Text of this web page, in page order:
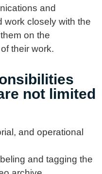
and
work closely with the
on the
their work.
not limited
and operational
and tagging the